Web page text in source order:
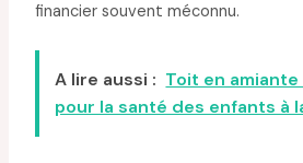
financier souvent méconnu.
A lire aussi : Toit en
pour la santé des enfants à